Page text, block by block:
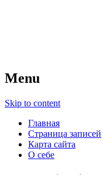
Menu
Skip to content
Главная
Страница записей
Карта сайта
О себе